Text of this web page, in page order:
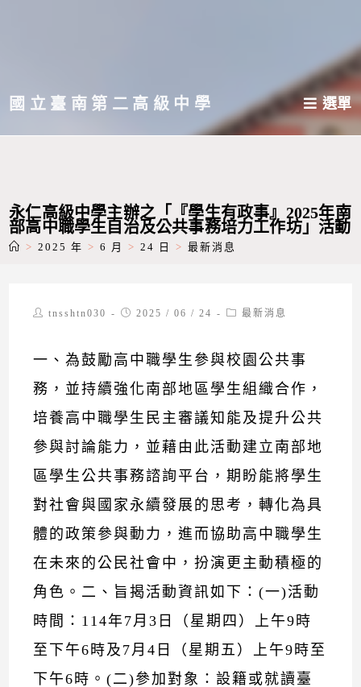
主國立臺南第二高級中學 選單
永仁高級中學主辦之「『學生有政事』2025年南
部高中職學生自治及公共事務培力工作坊」活動
> 2025 年 > 6 月 > 24 日 > 最新消息
Posttnsshtn030
Post2025 / 06 / 24
Post最新消息
一、為鼓勵高中職學生參與校園公共事
務，並持續強化南部地區學生組織合作，
培養高中職學生民主審議知能及提升公共
參與討論能力，並藉由此活動建立南部地
區學生公共事務諮詢平台，期盼能將學生
對社會與國家永續發展的思考，轉化為具
體的政策參與動力，進而協助高中職學生
在未來的公民社會中，扮演更主動積極的
角色。二、旨揭活動資訊如下：(一)活動
時間：114年7月3日（星期四）上午9時
至下午6時及7月4日（星期五）上午9時至
下午6時。(二)參加對象：設籍或就讀臺